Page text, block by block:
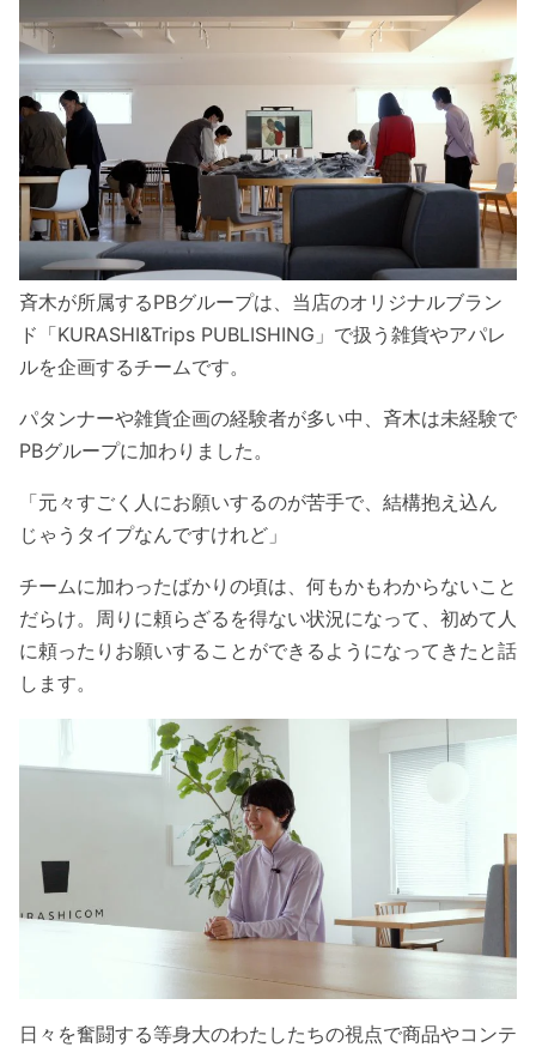
斉木が所属するPBグループは、当店のオリジナルブラン
ド「KURASHI&Trips PUBLISHING」で扱う雑貨やアパレ
ルを企画するチームです。
パタンナーや雑貨企画の経験者が多い中、斉木は未経験で
PBグループに加わりました。
「元々すごく人にお願いするのが苦手で、結構抱え込ん
じゃうタイプなんですけれど」
チームに加わったばかりの頃は、何もかもわからないこと
だらけ。周りに頼らざるを得ない状況になって、初めて人
に頼ったりお願いすることができるようになってきたと話
します。
日々を奮闘する等身大のわたしたちの視点で商品やコンテ